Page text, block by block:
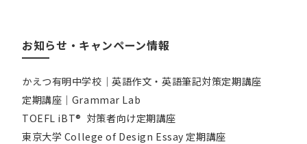
お知らせ・キャンペーン情報
かえつ有明中学校｜英語作文・英語筆記対策定期講座
定期講座｜Grammar Lab
TOEFL iBT® 対策者向け定期講座
東京大学 College of Design Essay 定期講座